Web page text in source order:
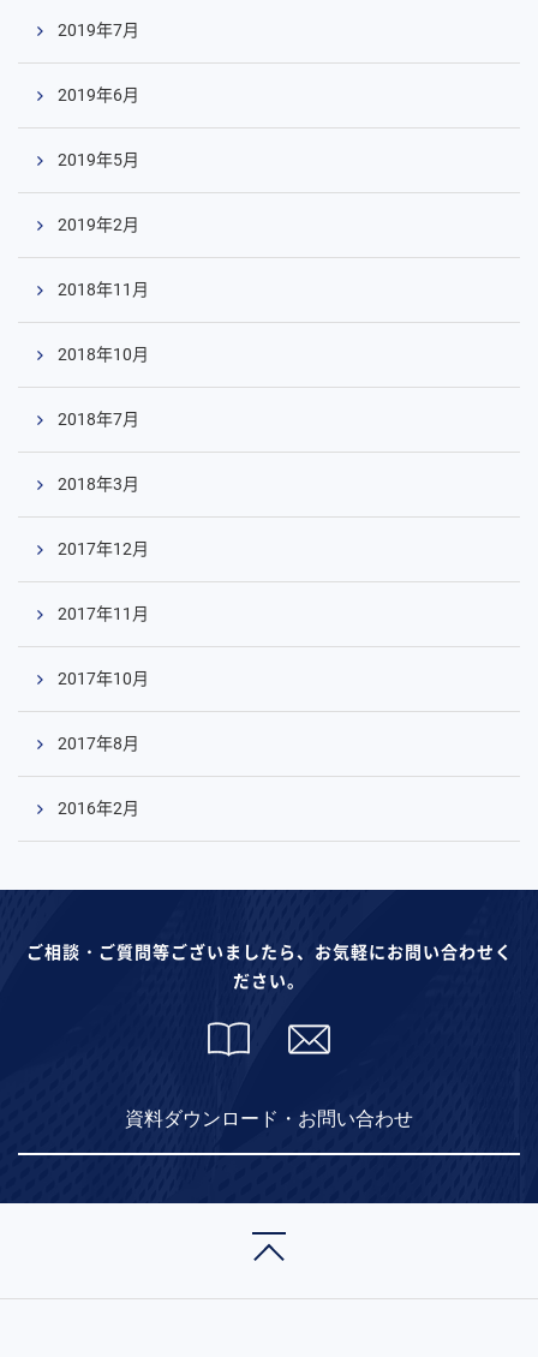
2019年7月
2019年6月
2019年5月
2019年2月
2018年11月
2018年10月
2018年7月
2018年3月
2017年12月
2017年11月
2017年10月
2017年8月
2016年2月
ご相談・ご質問等ございましたら、お気軽にお問い合わせく
ださい。
資料ダウンロード・お問い合わせ